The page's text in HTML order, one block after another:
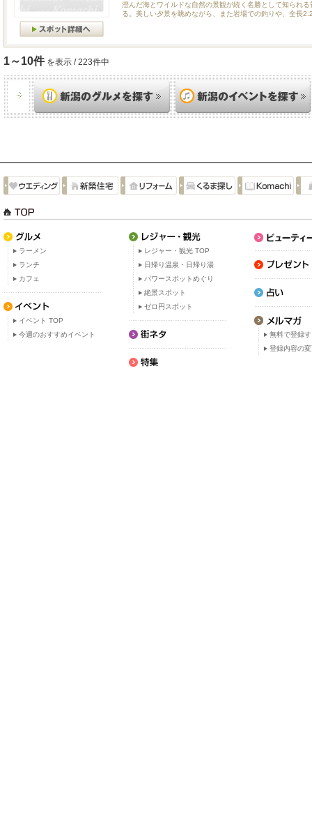
澄んだ海とワイルドな自然の景観が続く名勝として知られ
る。美しい夕景を眺めながら、また岩場での釣りや、全長
1～10件 を表示 / 223件中
ラーメン
ランチ
カフェ
イベント TOP
今週のおすすめイベント
レジャー・観光 TOP
日帰り温泉・日帰り湯
パワースポットめぐり
絶景スポット
ゼロ円スポット
無料で登録
登録内容の